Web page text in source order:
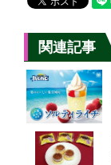
関連記事